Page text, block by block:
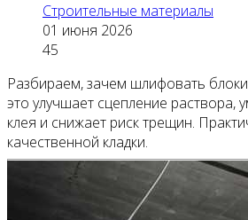
Строительные материалы
01 июня 2026
45
Разбираем, зачем шлифовать блоки
это улучшает сцепление раствора,
клея и снижает риск трещин.
качественной кладки.